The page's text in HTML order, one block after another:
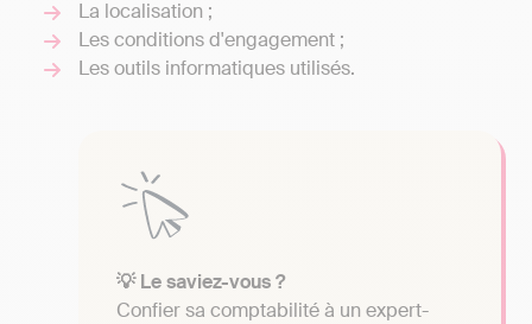
La localisation ;
Les conditions d'engagement ;
Les outils informatiques utilisés.
💡 Le saviez-vous ?
Confier sa comptabilité à un expert-